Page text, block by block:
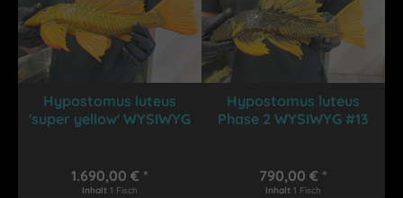
Hypostomus luteus
'super yellow' WYSIWYG
1.690,00 € *
Inhalt1 Fisch
Hypostomus luteus
Phase 2 WYSIWYG #13
790,00 € *
Inhalt1 Fisch